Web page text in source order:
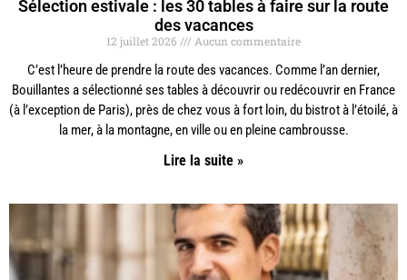
Sélection estivale : les 30 tables à faire sur la route
des vacances
12 juillet 2026 Aucun commentaire
C’est l’heure de prendre la route des vacances. Comme l’an dernier,
Bouillantes a sélectionné ses tables à découvrir ou redécouvrir en France
(à l’exception de Paris), près de chez vous à fort loin, du bistrot à l’étoilé, à
la mer, à la montagne, en ville ou en pleine cambrousse.
Lire la suite »